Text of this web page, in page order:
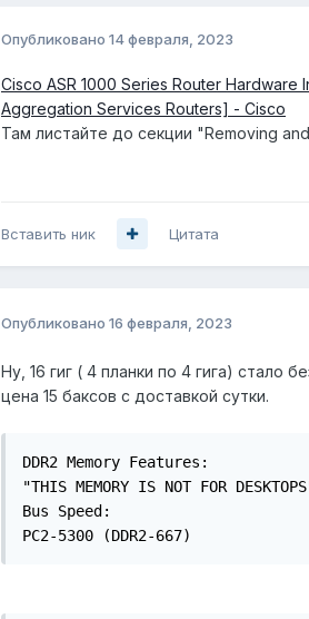
Опубликовано 14 февраля, 2023
Cisco ASR 1000 Series Router Hardware
Aggregation Services Routers] - Cisco
Там листайте до секции "Removing
Вставить ник Цитата
Опубликовано 16 февраля, 2023
Ну, 16 гиг ( 4 планки по 4 гига) стало
цена 15 баксов с доставкой сутки.
DDR2 Memory Features:
"THIS MEMORY IS NOT FOR
Bus Speed:
PC2-5300 (DDR2-667)